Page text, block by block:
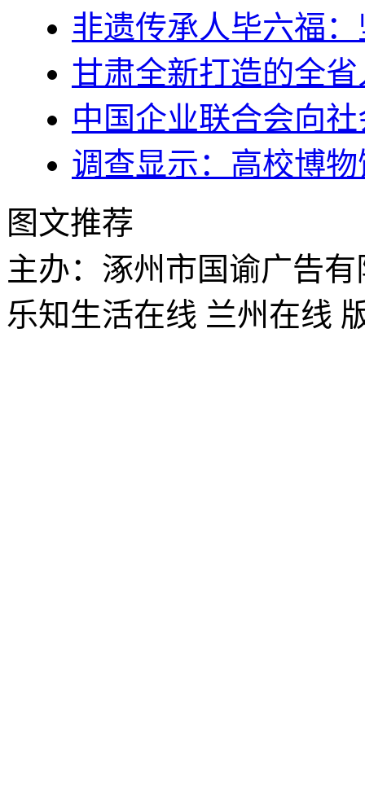
非遗传承人毕六福
甘肃全新打造的全
中国企业联合会向
调查显示：高校博
图文推荐
主办：涿州市国谕广告
乐知生活在线 兰州在线